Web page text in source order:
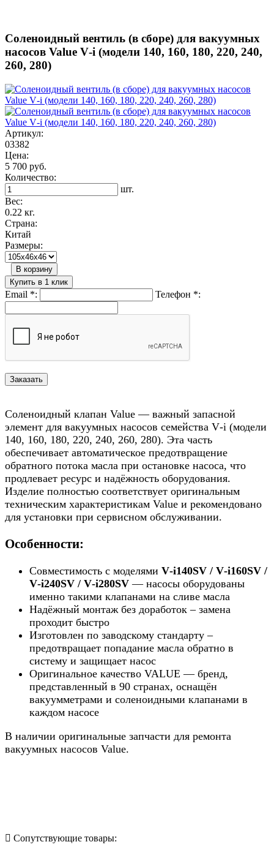
Соленоидный вентиль (в сборе) для вакуумных
насосов Value V‑i (модели 140, 160, 180, 220, 240,
260, 280)
Артикул:
03382
Цена:
5 700 руб.
Количество:
шт.
Вес:
0.22 кг.
Страна:
Китай
Размеры:
В корзину
Купить в 1 клик
Email *: Телефон *:
Соленоидный клапан Value — важный запасной
элемент для вакуумных насосов семейства V‑i (модели
140, 160, 180, 220, 240, 260, 280). Эта часть
обеспечивает автоматическое предотвращение
обратного потока масла при остановке насоса, что
продлевает ресурс и надёжность оборудования.
Изделие полностью соответствует оригинальным
техническим характеристикам Value и рекомендовано
для установки при сервисном обслуживании.
Особенности:
Совместимость с моделями V‑i140SV / V‑i160SV /
V‑i240SV / V‑i280SV — насосы оборудованы
именно такими клапанами на сливе масла
Надёжный монтаж без доработок – замена
проходит быстро
Изготовлен по заводскому стандарту –
предотвращает попадание масла обратно в
систему и защищает насос
Оригинальное качество VALUE — бренд,
представленный в 90 странах, оснащён
вакуумметрами и соленоидными клапанами в
каждом насосе
В наличии оригинальные запчасти для ремонта
вакуумных насосов Value.
Сопутствующие товары: